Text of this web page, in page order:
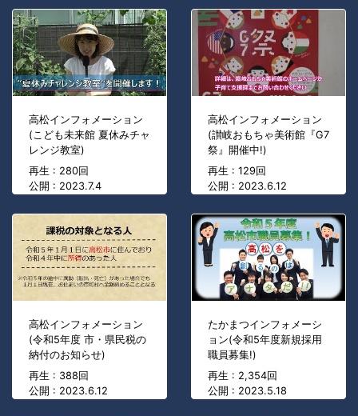
高松インフォメーション
(こども未来館 夏休みチャ
レンジ教室)
再生 : 280回
公開 : 2023.7.4
高松インフォメーション
(讃岐おもちゃ美術館『G7
祭』開催中!)
再生 : 129回
公開 : 2023.6.12
高松インフォメーション
(令和5年度 市・県民税の
納付のお知らせ)
再生 : 388回
公開 : 2023.6.12
たかまつインフォメーシ
ョン(令和5年度新規採用
職員募集!)
再生 : 2,354回
公開 : 2023.5.18